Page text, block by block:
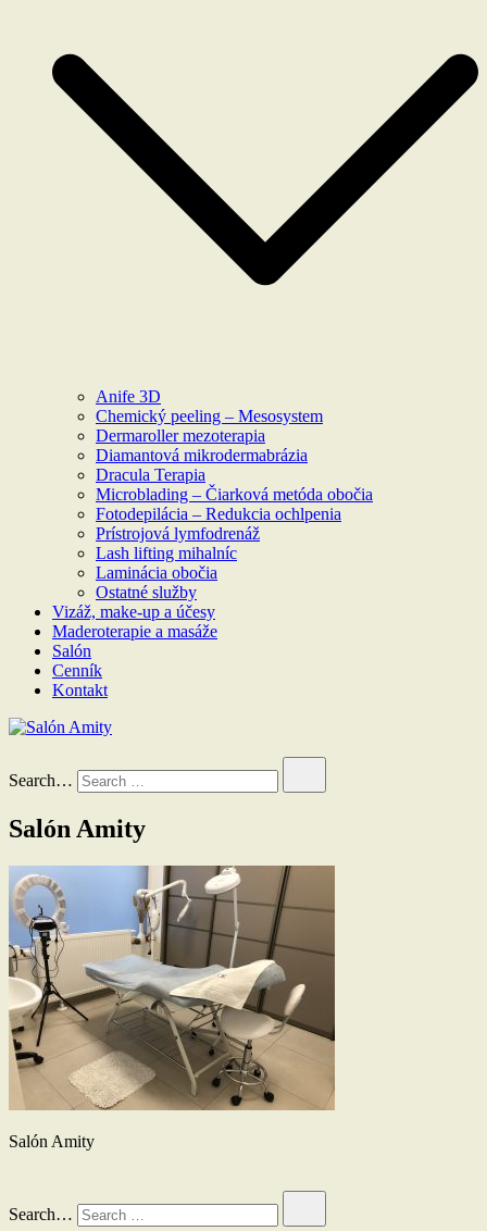
Anife 3D
Chemický peeling – Mesosystem
Dermaroller mezoterapia
Diamantová mikrodermabrázia
Dracula Terapia
Microblading – Čiarková metóda obočia
Fotodepilácia – Redukcia ochlpenia
Prístrojová lymfodrenáž
Lash lifting mihalníc
Laminácia obočia
Ostatné služby
Vizáž, make-up a účesy
Maderoterapie a masáže
Salón
Cenník
Kontakt
Search…
Salón Amity
Salón Amity
Search…